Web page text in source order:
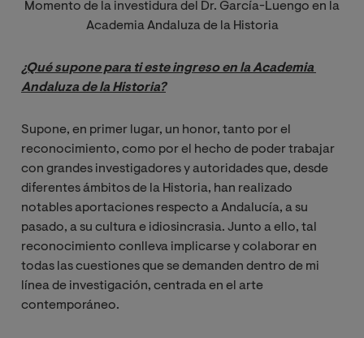
Momento de la investidura del Dr. García-Luengo en la
Academia Andaluza de la Historia
¿Qué supone para ti este ingreso en la Academia
Andaluza de la Historia?
Supone, en primer lugar, un honor, tanto por el
reconocimiento, como por el hecho de poder trabajar
con grandes investigadores y autoridades que, desde
diferentes ámbitos de la Historia, han realizado
notables aportaciones respecto a Andalucía, a su
pasado, a su cultura e idiosincrasia. Junto a ello, tal
reconocimiento conlleva implicarse y colaborar en
todas las cuestiones que se demanden dentro de mi
línea de investigación, centrada en el arte
contemporáneo.